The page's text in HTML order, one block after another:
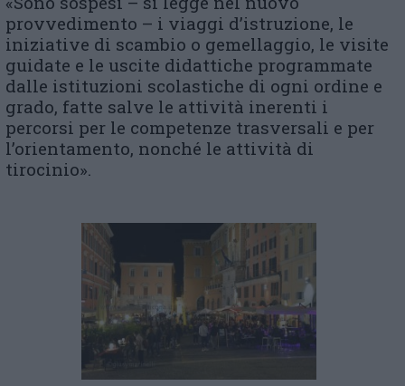
provvedimento – i viaggi d’istruzione, le
iniziative di scambio o gemellaggio, le visite
guidate e le uscite didattiche programmate
dalle istituzioni scolastiche di ogni ordine e
grado, fatte salve le attività inerenti i
percorsi per le competenze trasversali e per
l’orientamento, nonché le attività di
tirocinio».